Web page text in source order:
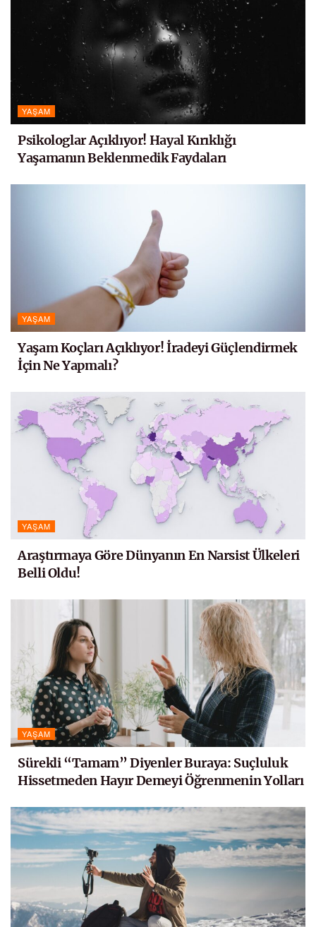
YAŞAM
Psikologlar Açıklıyor! Hayal Kırıklığı
Yaşamanın Beklenmedik Faydaları
YAŞAM
Yaşam Koçları Açıklıyor! İradeyi Güçlendirmek
İçin Ne Yapmalı?
YAŞAM
Araştırmaya Göre Dünyanın En Narsist Ülkeleri
Belli Oldu!
YAŞAM
Sürekli “Tamam” Diyenler Buraya: Suçluluk
Hissetmeden Hayır Demeyi Öğrenmenin Yolları